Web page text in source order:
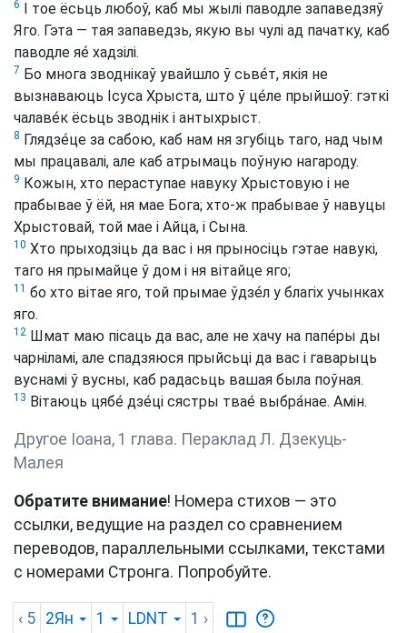
6
І тое ёсьць любоў, каб мы жылі паводле запаведзяў
Яго. Гэта — тая запаведзь, якую вы чулі ад пачатку, каб
паводле яе́ хадзілі.
7 Бо многа зводнікаў увайшло ў сьве́т, якія не
вызнаваюць Ісуса Хрыста, што ў це́ле прыйшоў: гэткі
чалаве́к ёсьць зводнік і антыхрыст.
8 Глядзе́це за сабою, каб нам ня згубіць таго, над чым
мы працавалі, але каб атрымаць поўную нагароду.
9 Кожын, хто пераступае навуку Хрыстовую і не
прабывае ў ёй, ня мае Бога; хто-ж прабывае ў навуцы
Хрыстовай, той мае і Айца, і Сына.
10 Хто прыходзіць да вас і ня прыносіць гэтае навукі,
таго ня прымайце ў дом і ня вітайце яго;
11 бо хто вітае яго, той прымае ўдзе́л у благіх учынках
яго.
12 Шмат маю пісаць да вас, але не хачу на папе́ры ды
чарніламі, але спадзяюся прыйсьці да вас і гаварыць
вуснамі ў вусны, каб радасьць вашая была поўная.
13 Вітаюць цябе́ дзе́ці сястры твае́ выбра́нае. Амін.
Другое Іоана, 1 глава. Пераклад Л. Дзекуць-
Малея
Обратите внимание! Номера стихов — это
ссылки, ведущие на раздел со сравнением
переводов, параллельными ссылками, текстами
с номерами Стронга. Попробуйте.
‹ 5 2Ян 1 LDNT 1 ›